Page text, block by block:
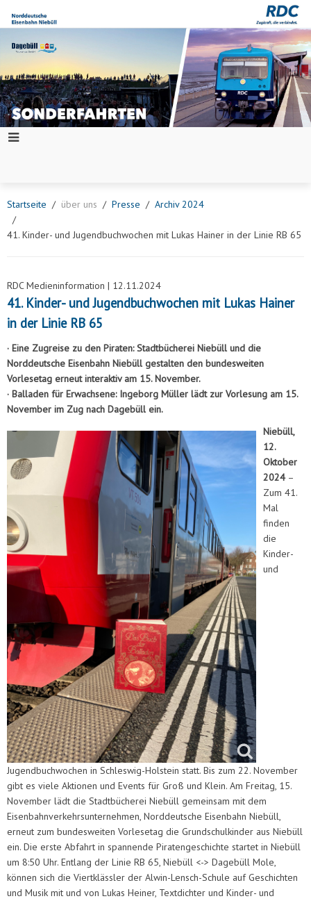
Startseite über uns Presse Archiv 2024
41. Kinder- und Jugendbuchwochen mit Lukas Hainer in der Linie RB 65
RDC Medieninformation | 12.11.2024
41. Kinder- und Jugendbuchwochen mit Lukas Hainer
in der Linie RB 65
· Eine Zugreise zu den Piraten: Stadtbücherei Niebüll und die
Norddeutsche Eisenbahn Niebüll gestalten den bundesweiten
Vorlesetag erneut interaktiv am 15. November.
· Balladen für Erwachsene: Ingeborg Müller lädt zur Vorlesung am 15.
November im Zug nach Dagebüll ein.
Niebüll,
12.
Oktober
2024–
Zum 41.
Mal
finden
die
Kinder-
und
Jugendbuchwochen in Schleswig-Holstein statt. Bis zum 22. November
gibt es viele Aktionen und Events für Groß und Klein. Am Freitag, 15.
November lädt die Stadtbücherei Niebüll gemeinsam mit dem
Eisenbahnverkehrsunternehmen, Norddeutsche Eisenbahn Niebüll,
erneut zum bundesweiten Vorlesetag die Grundschulkinder aus Niebüll
ein. Die erste Abfahrt in spannende Piratengeschichte startet in Niebüll
um 8:50 Uhr. Entlang der Linie RB 65, Niebüll <-> Dagebüll Mole,
können sich die Viertklässler der Alwin-Lensch-Schule auf Geschichten
und Musik mit und von Lukas Heiner, Textdichter und Kinder- und